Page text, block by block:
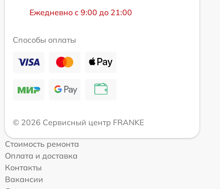
Ежедневно с 9:00 до 21:00
Способы оплаты
© 2026 Сервисный центр FRANKE
Стоимость ремонта
Оплата и доставка
Контакты
Вакансии